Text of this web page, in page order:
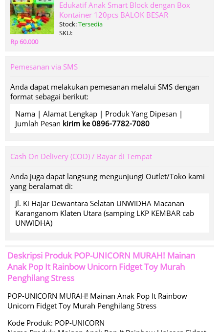
Edukatif Anak Smart Block dengan Box
Kontainer 120pcs BALOK BESAR
Stock:Tersedia
SKU:
Rp 60.000
Pemesanan via SMS
Anda dapat melakukan pemesanan melalui SMS dengan
format sebagai berikut:
Nama | Alamat Lengkap | Produk Yang Dipesan |
Jumlah Pesan kirim ke 0896-7782-7080
Cash On Delivery (COD) / Bayar di Tempat
Anda juga dapat langsung mengunjungi Outlet/Toko kami
yang beralamat di:
Jl. Ki Hajar Dewantara Selatan UNWIDHA Macanan
Karanganom Klaten Utara (samping LKP KEMBAR cab
UNWIDHA)
Deskripsi ProdukPOP-UNICORN MURAH! Mainan
Anak Pop It Rainbow Unicorn Fidget Toy Murah
Penghilang Stress
POP-UNICORN MURAH! Mainan Anak Pop It Rainbow
Unicorn Fidget Toy Murah Penghilang Stress
Kode Produk: POP-UNICORN